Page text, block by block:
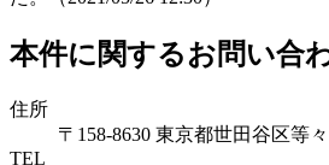
本件に関するお問い合
住所
〒158-8630 東京都世田谷区等
TEL